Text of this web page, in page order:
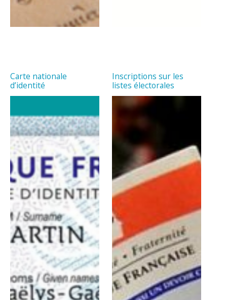
Carte nationale
d’identité
Inscriptions sur les
listes électorales